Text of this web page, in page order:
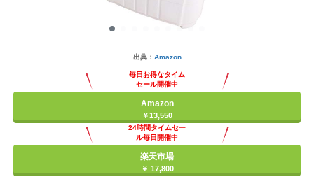
出典： Amazon
毎日お得なタイム
セール開催中
Amazon
￥13,550
24時間タイムセー
ル毎日開催中
楽天市場
￥ 17,800